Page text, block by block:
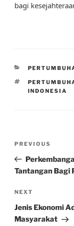
bagi
CATEGORIES
TAGS
INDONESIA
Previous
Post
PREVIOUS
Tantangan Bagi
Next
Post
NEXT
Jenis Ekonomi
Masyarakat